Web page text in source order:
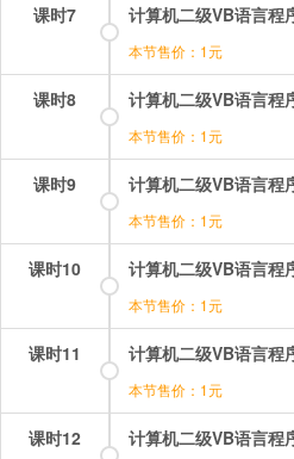
课时7
本节售价：1元
课时8
本节售价：1元
课时9
本节售价：1元
课时10
本节售价：1元
课时11
本节售价：1元
课时12